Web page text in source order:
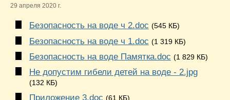
29 апреля 2020 г.
Безопасность на воде ч 2.doc (545 КБ)
Безопасность на воде ч 1.doc (1 319 КБ)
Безопасность на воде Памятка.doc (1 829 КБ)
Не допустим гибели детей на воде - 2.jpg
(132 КБ)
Приложение 3.doc (61 КБ)